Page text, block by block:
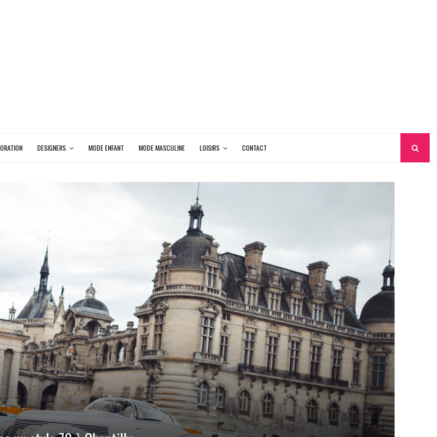
DESIGNERS MODE ENFANT MODE MASCULINE LOISIRS CONTACT